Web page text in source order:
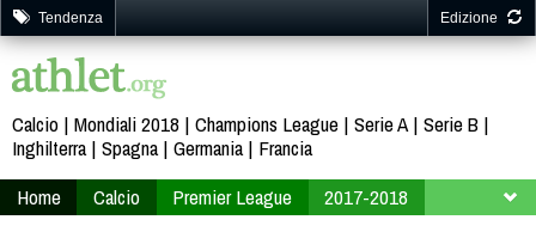
Tendenza Edizione
Calcio Mondiali 2018 Champions League Serie A Serie B
Inghilterra Spagna Germania
Francia
Home
Calcio Premier League
2017-2018